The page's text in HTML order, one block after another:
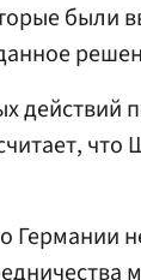
были
действий
что
Германии